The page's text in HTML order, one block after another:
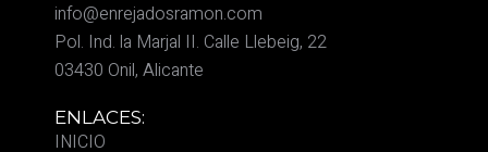
info@enrejadosramon.com
Pol. Ind. la Marjal II. Calle Llebeig, 22
03430 Onil, Alicante
INICIO
ENLACES: